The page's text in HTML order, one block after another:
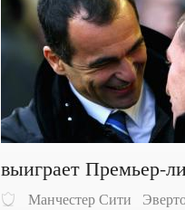
выиграет Премьер-
Манчестер Сити